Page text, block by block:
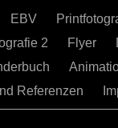
EBV
2 Flyer
Referenzen